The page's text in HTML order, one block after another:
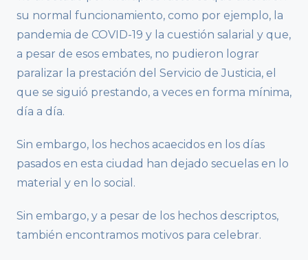
su normal funcionamiento, como por ejemplo, la
pandemia de COVID-19 y la cuestión salarial y que,
a pesar de esos embates, no pudieron lograr
paralizar la prestación del Servicio de Justicia, el
que se siguió prestando, a veces en forma mínima,
día a día.
Sin embargo, los hechos acaecidos en los días
pasados en esta ciudad han dejado secuelas en lo
material y en lo social.
Sin embargo, y a pesar de los hechos descriptos,
también encontramos motivos para celebrar.